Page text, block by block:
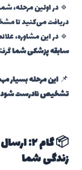
🔹 در اولین مرحله،
دریافت می‌کنید تا
🔹 در این مشاوره،
سابقه پزشکی شما
📌این مرحله بسیار
تشخیص نادرست شود و
📦 گام
زندگی شما